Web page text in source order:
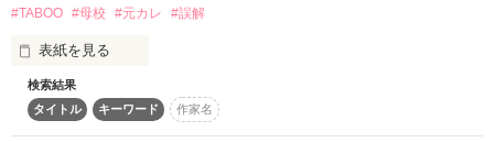
TABOO
企画SS
他のテーマにも投稿しています
届いてもいいのですか？
BeeTV×Berry's Cafe
短編コンテスト企画第2弾
#TABOO #母校 #元カレ #誤解
表紙を見る
検索結果
タイトル
キーワード 作家名